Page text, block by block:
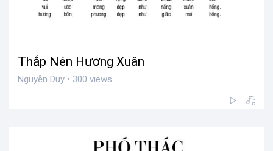
Thắp Nén Hương Xuân
Nguyễn Duy • 300 views